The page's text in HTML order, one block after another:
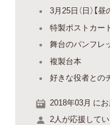
3月25日（日）【
特製ポストカー
舞台のパンフレ
複製台本
好きな役者との
2018年03月 にお
2人が応援してい